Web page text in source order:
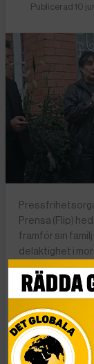
Publicerad 10
Prensa (Flip)
framför sin
delaktighet i
mordet och
mordet
para la Libertad